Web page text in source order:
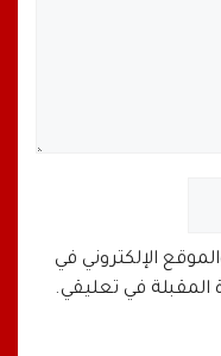
الإلكتروني في
المقبلة في تعليقي.